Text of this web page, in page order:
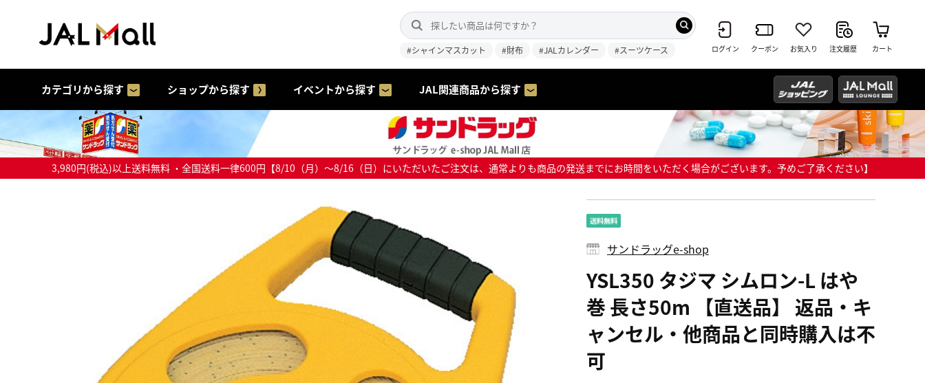
#シャインマスカット #財布 #JALカレンダー #スーツケース ログイン クーポン お気入り 注文履歴 カート
カテゴリから探す ショップから探す イベントから探す JAL関連商品から探す
3,980円(税込)以上送料無料 ・全国送料一律600円【8/10（月）～8/16（日）にいただいたご注文は、通常よりも商品の発送までにお時間をいただく場合がございます。予めご了承ください】
サンドラッグe-shop
YSL350 タジマ シムロン-L はや
巻 長さ50m 【直送品】 返品・キ
ャンセル・他商品と同時購入は不
可